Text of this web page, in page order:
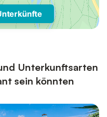
Unterkunftsarten
sein könnten